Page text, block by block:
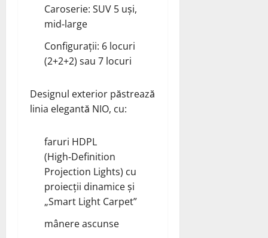
Caroserie: SUV 5 uși,
mid‑large
Configurații: 6 locuri
(2+2+2) sau 7 locuri
Designul exterior păstrează
linia elegantă NIO, cu:
faruri HDPL
(High‑Definition
Projection Lights) cu
proiecții dinamice și
„Smart Light Carpet”
mânere ascunse